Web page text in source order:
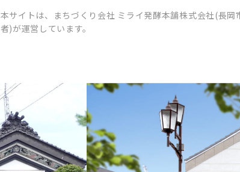
本サイトは、まちづくり会社 ミライ発酵本舗株式会社(長岡
者)が運営しています。